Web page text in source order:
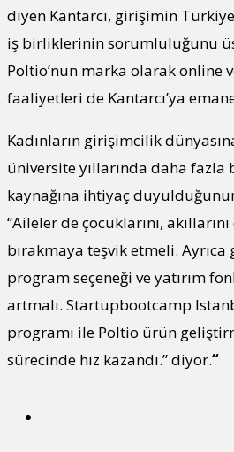
diyen Kantarcı, girişimin
iş birliklerinin sorumluluğunu
Poltio’nun marka olarak online
faaliyetleri de Kantarcı’ya
Kadınların girişimcilik
üniversite yıllarında daha fazla
kaynağına ihtiyaç
“Aileler de çocuklarını,
bırakmaya teşvik etmeli.
program seçeneği ve yatırım
artmalı. Startupbootcamp
programı ile Poltio ürün
sürecinde hız kazandı.” diyor.“